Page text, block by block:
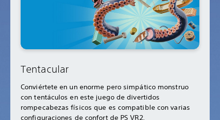
Tentacular
Conviértete en un enorme pero simpático monstruo
con tentáculos en este juego de divertidos
rompecabezas físicos que es compatible con varias
configuraciones de confort de PS VR2.